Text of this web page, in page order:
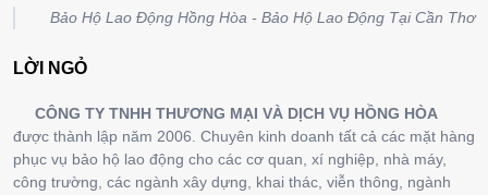
Bảo Hộ Lao Động Hồng Hòa - Bảo Hộ Lao Động Tại Cần Thơ
LỜI NGỎ
CÔNG TY TNHH THƯƠNG MẠI VÀ DỊCH VỤ HỒNG HÒA
được thành lập năm 2006. Chuyên kinh doanh tất cả các mặt hàng
phục vụ bảo hộ lao động cho các cơ quan, xí nghiệp, nhà máy,
công trường, các ngành xây dựng, khai thác, viễn thông, ngành